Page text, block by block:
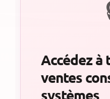
Accédez à
ventes
systèmes